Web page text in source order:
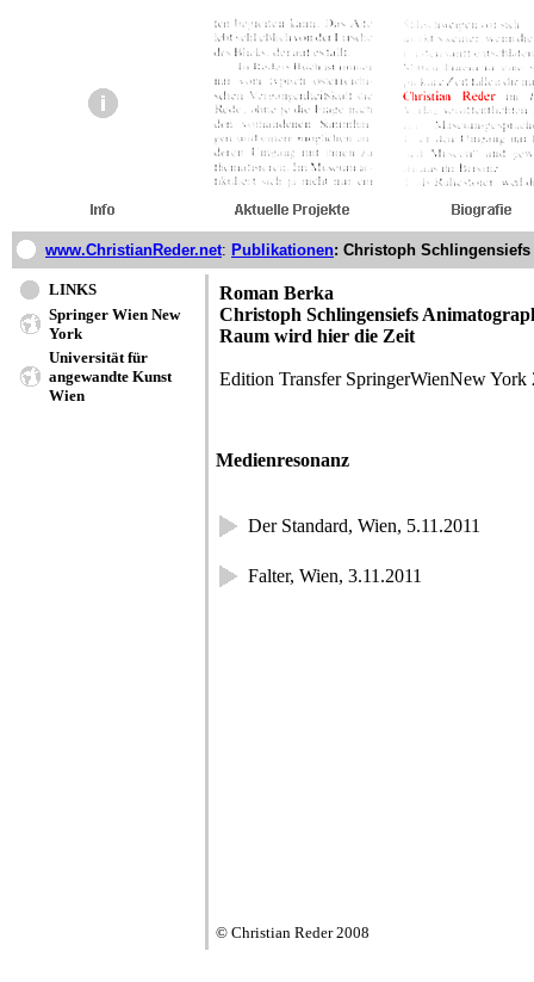
www.ChristianReder.net: Publikationen: Christoph
LINKS
Springer Wien New
York
Universität für
angewandte Kunst
Wien
Roman Berka
Christoph Schlingensiefs
Raum wird hier die Zeit
Edition Transfer SpringerWienNew York
Medienresonanz
Der Standard, Wien, 5.11.2011
Falter, Wien, 3.11.2011
© Christian Reder 2008